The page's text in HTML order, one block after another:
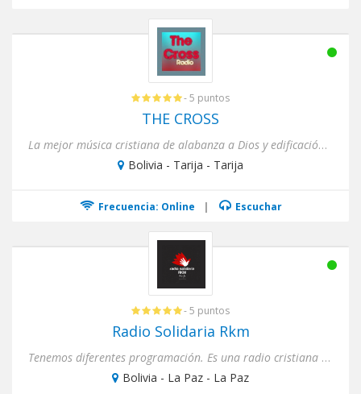
- 5 puntos
THE CROSS
La mejor música cristiana de alabanza a Dios y edificación para el creyente en Cristo
Bolivia - Tarija - Tarija
Frecuencia: Online | Escuchar
- 5 puntos
Radio Solidaria Rkm
Tenemos diferentes programación. Es una radio cristiana donde lleva un mensaje diferente a cada hogar.
Bolivia - La Paz - La Paz